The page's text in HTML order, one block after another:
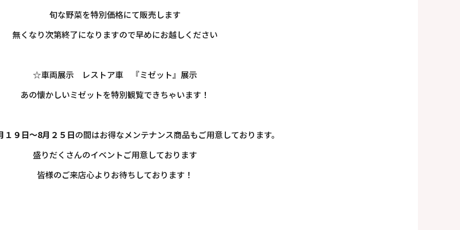
旬な野菜を特別価格にて販売します
無くなり次第終了になりますので早めにお越しください
☆車両展示 レストア車 『ミゼット』展示
あの懐かしいミゼットを特別観覧できちゃいます！
１９日～8月２５日の間はお得なメンテナンス商品もご用意しております。
盛りだくさんのイベントご用意しております
皆様のご来店心よりお待ちしております！